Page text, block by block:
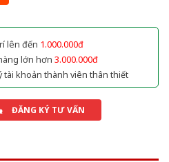
lên đến 1.000.000đ
lớn hơn 3.000.000đ
tài khoản thành viên thân thiết
ĐĂNG KÝ TƯ VẤN